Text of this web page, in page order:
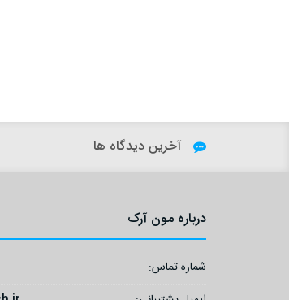
آخرین دیدگاه ها
درباره مون آرک
شماره تماس: